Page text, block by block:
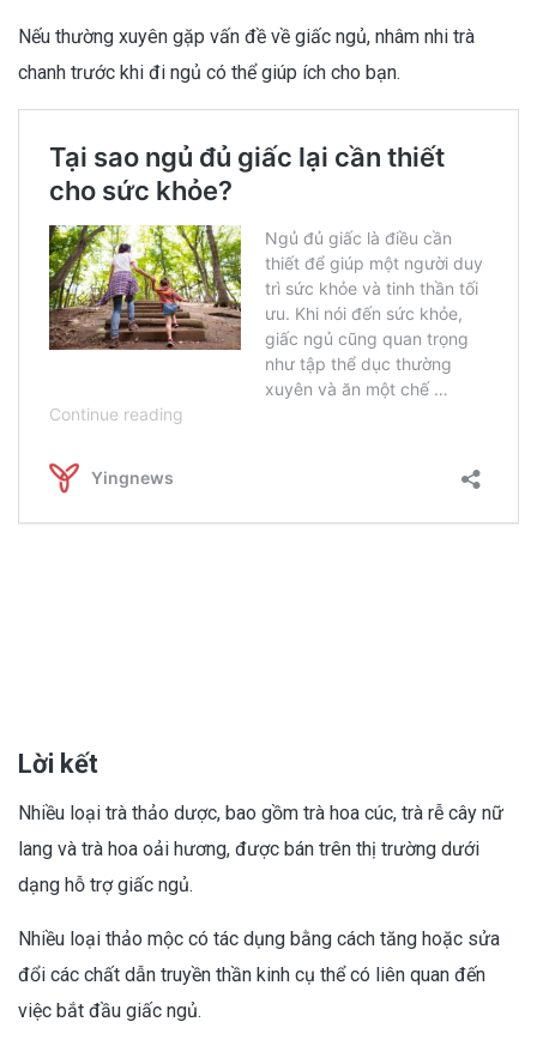
Nếu thường xuyên gặp vấn đề về giấc ngủ, nhâm nhi trà
chanh trước khi đi ngủ có thể giúp ích cho bạn.
Lời kết
Nhiều loại trà thảo dược, bao gồm trà hoa cúc, trà rễ cây nữ
lang và trà hoa oải hương, được bán trên thị trường dưới
dạng hỗ trợ giấc ngủ.
Nhiều loại thảo mộc có tác dụng bằng cách tăng hoặc sửa
đổi các chất dẫn truyền thần kinh cụ thể có liên quan đến
việc bắt đầu giấc ngủ.